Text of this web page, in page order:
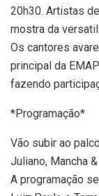
20h30. Artistas
mostra da
Os cantores
principal da
fazendo
*Programação*
Vão subir ao
Juliano, Mancha
A programação